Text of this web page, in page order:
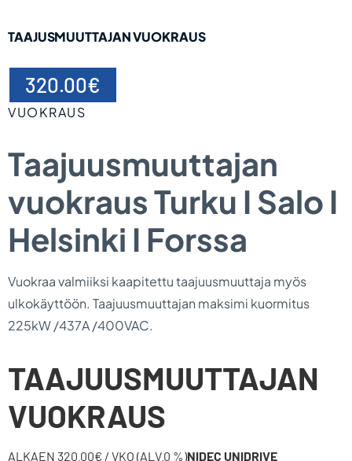
TAAJUSMUUTTAJAN VUOKRAUS
320.00€
VUOKRAUS
Taajuusmuuttajan
vuokraus Turku I Salo I
Helsinki I Forssa
Vuokraa valmiiksi kaapitettu taajuusmuuttaja myös
ulkokäyttöön. Taajuusmuuttajan maksimi kuormitus
225kW /437A /400VAC.
TAAJUUSMUUTTAJAN
VUOKRAUS
ALKAEN 320.00€ / VKO (ALV.0 %)NIDEC UNIDRIVE